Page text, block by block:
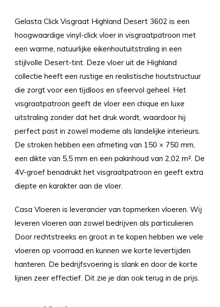
Gelasta Click Visgraat Highland Desert 3602 is een
hoogwaardige vinyl-click vloer in visgraatpatroon met
een warme, natuurlijke eikenhoutuitstraling in een
stijlvolle Desert-tint. Deze vloer uit de Highland
collectie heeft een rustige en realistische houtstructuur
die zorgt voor een tijdloos en sfeervol geheel. Het
visgraatpatroon geeft de vloer een chique en luxe
uitstraling zonder dat het druk wordt, waardoor hij
perfect past in zowel moderne als landelijke interieurs.
De stroken hebben een afmeting van 150 × 750 mm,
een dikte van 5,5 mm en een pakinhoud van 2,02 m². De
4V-groef benadrukt het visgraatpatroon en geeft extra
diepte en karakter aan de vloer.
Casa Vloeren is leverancier van topmerken vloeren. Wij
leveren vloeren aan zowel bedrijven als particulieren.
Door rechtstreeks en groot in te kopen hebben we vele
vloeren op voorraad en kunnen we korte levertijden
hanteren. De bedrijfsvoering is slank en door de korte
lijnen zeer effectief. Dit zie je dan ook terug in de prijs.